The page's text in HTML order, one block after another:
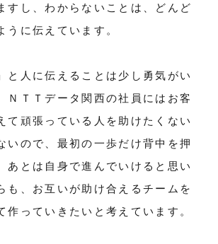
すし、わからないことは、どんど
うに伝えています。
と人に伝えることは少し勇気がい
ＮＴＴデータ関西の社員にはお客
て頑張っている人を助けたくない
いので、最初の一歩だけ背中を押
あとは自身で進んでいけると思い
も、お互いが助け合えるチームを
作っていきたいと考えています。